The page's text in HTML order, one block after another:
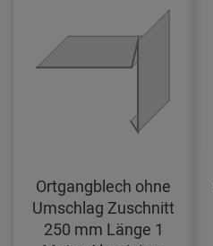
Ortgangblech ohne
Umschlag Zuschnitt
250 mm Länge 1